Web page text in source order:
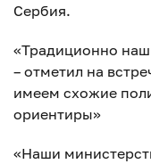
Сербия.
«Традиционно
– отметил на
имеем схожие
ориентиры»
«Наши